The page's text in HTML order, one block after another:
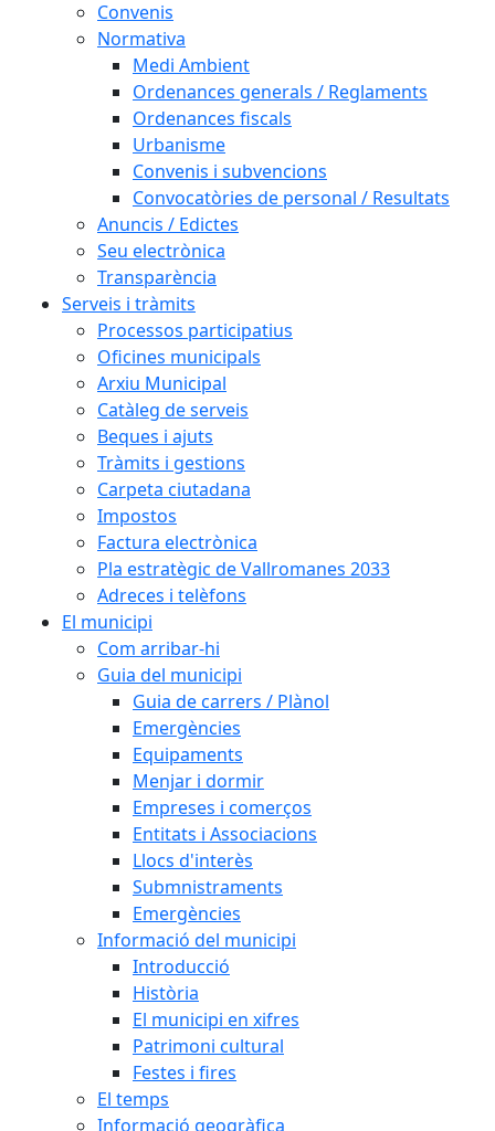
Convenis
Normativa
Medi Ambient
Ordenances generals / Reglaments
Ordenances fiscals
Urbanisme
Convenis i subvencions
Convocatòries de personal / Resultats
Anuncis / Edictes
Seu electrònica
Transparència
Serveis i tràmits
Processos participatius
Oficines municipals
Arxiu Municipal
Catàleg de serveis
Beques i ajuts
Tràmits i gestions
Carpeta ciutadana
Impostos
Factura electrònica
Pla estratègic de Vallromanes 2033
Adreces i telèfons
El municipi
Com arribar-hi
Guia del municipi
Guia de carrers / Plànol
Emergències
Equipaments
Menjar i dormir
Empreses i comerços
Entitats i Associacions
Llocs d'interès
Submnistraments
Emergències
Informació del municipi
Introducció
Història
El municipi en xifres
Patrimoni cultural
Festes i fires
El temps
Informació geogràfica